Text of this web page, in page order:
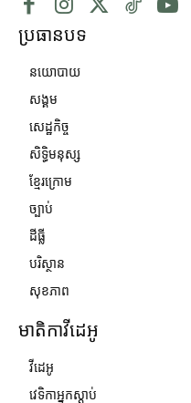
ប្រធានបទ
នយោបាយ
សង្គម
សេដ្ឋកិច្ច
សិទ្ធិមនុស្ស
ខ្មែរក្រោម
ច្បាប់
ដីធ្លី
បរិស្ថាន
សុខភាព
មាតិកាវីដេអូ
វីដេអូ
វេទិកាអ្នកស្ដាប់